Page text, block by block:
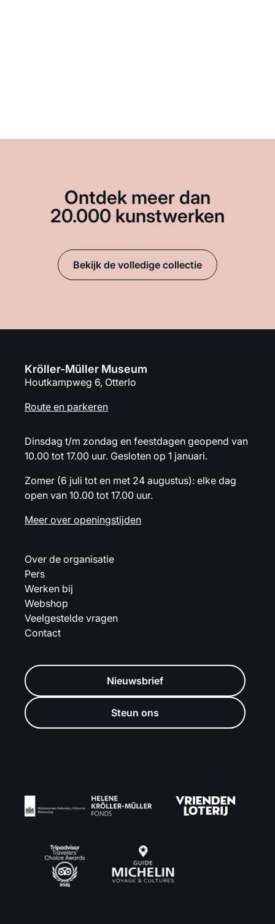
Ontdek meer dan
20.000 kunstwerken
Bekijk de volledige collectie
Kröller-Müller Museum
Houtkampweg 6, Otterlo
Route en parkeren
Dinsdag t/m zondag en feestdagen geopend van
10.00 tot 17.00 uur. Gesloten op 1 januari.
Zomer (6 juli tot en met 24 augustus): elke dag
open van 10.00 tot 17.00 uur.
Meer over openingstijden
Over de organisatie
Pers
Werken bij
Webshop
Veelgestelde vragen
Contact
Nieuwsbrief
Steun ons